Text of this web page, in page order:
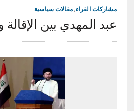
مشاركات القراء, مقالات سياسية
عبد المهدي بين الإقالة